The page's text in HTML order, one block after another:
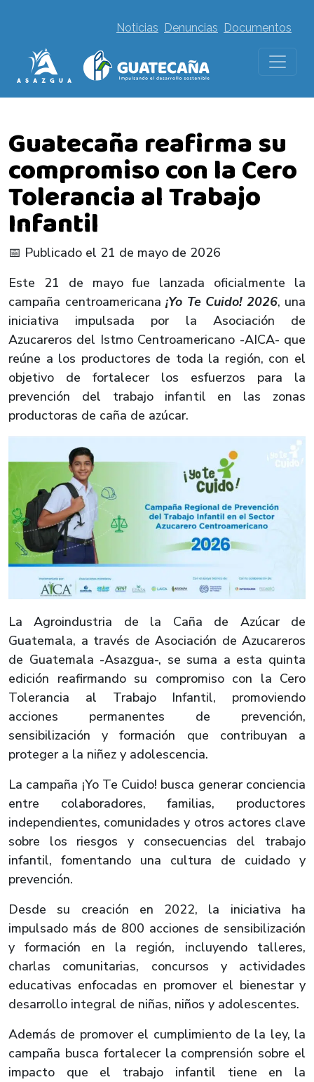
Noticias Denuncias Documentos
Guatecaña reafirma su
compromiso con la Cero
Tolerancia al Trabajo
Infantil
📅 Publicado el 21 de mayo de 2026
Este 21 de mayo fue lanzada oficialmente la
campaña centroamericana ¡Yo Te Cuido! 2026, una
iniciativa impulsada por la Asociación de
Azucareros del Istmo Centroamericano -AICA- que
reúne a los productores de toda la región, con el
objetivo de fortalecer los esfuerzos para la
prevención del trabajo infantil en las zonas
productoras de caña de azúcar.
La Agroindustria de la Caña de Azúcar de
Guatemala, a través de Asociación de Azucareros
de Guatemala -Asazgua-, se suma a esta quinta
edición reafirmando su compromiso con la Cero
Tolerancia al Trabajo Infantil, promoviendo
acciones permanentes de prevención,
sensibilización y formación que contribuyan a
proteger a la niñez y adolescencia.
La campaña ¡Yo Te Cuido! busca generar conciencia
entre colaboradores, familias, productores
independientes, comunidades y otros actores clave
sobre los riesgos y consecuencias del trabajo
infantil, fomentando una cultura de cuidado y
prevención.
Desde su creación en 2022, la iniciativa ha
impulsado más de 800 acciones de sensibilización
y formación en la región, incluyendo talleres,
charlas comunitarias, concursos y actividades
educativas enfocadas en promover el bienestar y
desarrollo integral de niñas, niños y adolescentes.
Además de promover el cumplimiento de la ley, la
campaña busca fortalecer la comprensión sobre el
impacto que el trabajo infantil tiene en la